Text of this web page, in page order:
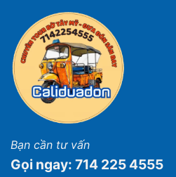
Bạn cần tư vấn
Gọi ngay: 714 225 4555